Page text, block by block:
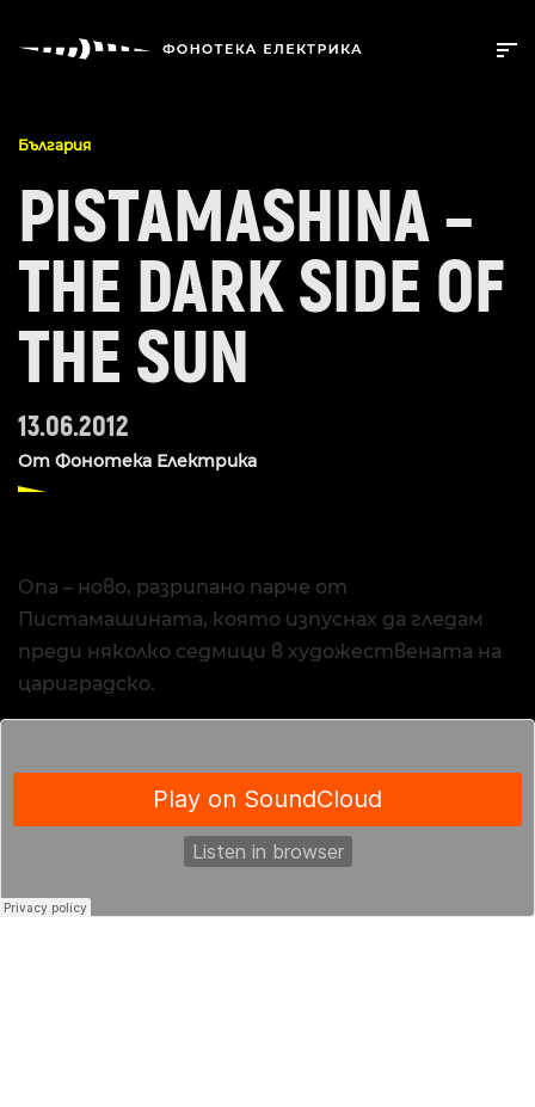
България
PISTAMASHINA –
THE DARK SIDE OF
THE SUN
13.06.2012
От Фонотека Електрика
Опа – ново, разрипано парче от
Пистамашината, която изпуснах да гледам
преди няколко седмици в художествената на
цариградско.